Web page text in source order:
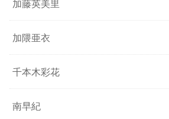
加藤英美里
加隈亜衣
千本木彩花
南早紀